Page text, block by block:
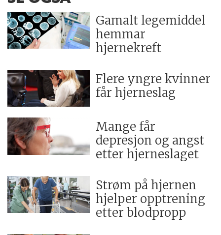
Gamalt legemiddel
hemmar
hjernekreft
Flere yngre kvinner
får hjerneslag
Mange får
depresjon og angst
etter hjerneslaget
Strøm på hjernen
hjelper opptrening
etter blodpropp